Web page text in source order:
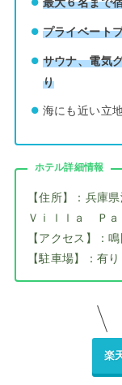
プライベート
サウナ、電気
り
海にも近い立
ホテル詳細情報
【住所】：兵庫
Ｖｉｌｌａ Ｐａ
【アクセス】：
【駐車場】：有
楽